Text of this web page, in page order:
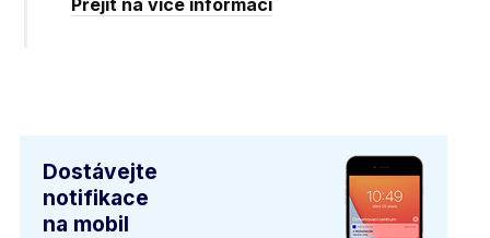
Přejít na více informací
Dostávejte
notifikace
na mobil